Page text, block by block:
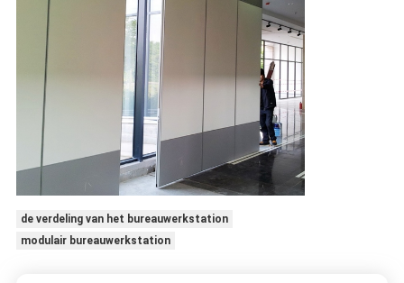
de verdeling van het bureauwerkstation
modulair bureauwerkstation